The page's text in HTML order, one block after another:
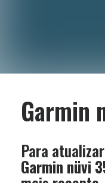
Garmin
Para
Garmin nüvi